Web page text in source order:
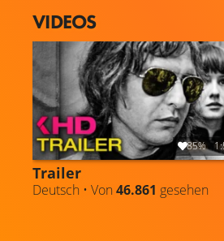
VIDEOS
85%
Trailer
Deutsch • Von46.861 gesehen